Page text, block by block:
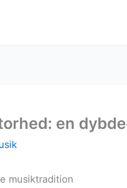
en
musiktradition